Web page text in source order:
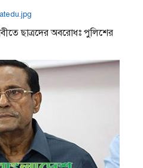
ছাত্রদের অবরোধঃ পুলিশের